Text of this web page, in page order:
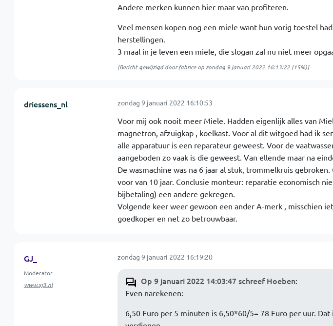
Andere merken kunnen hier maar van profiteren.
Veel mensen kopen nog een miele want hun vorig toestel
herstellingen.
3 maal in je leven een miele, die slogan zal nu niet meer
[Bericht gewijzigd doorfabriceop zondag 9 januari 2022 16:13:22(15%)]
driessens_nl zondag 9 januari 2022 16:10:53
Voor mij ook nooit meer Miele. Hadden eigenlijk alles van
magnetron, afzuigkap , koelkast. Voor al dit witgoed had ik
alle apparatuur is een reparateur geweest. Voor de
aangeboden zo vaak is die geweest. Van ellende maar na
De wasmachine was na 6 jaar al stuk, trommelkruis
voor van 10 jaar. Conclusie monteur: reparatie economisch
bijbetaling) een andere gekregen.
Volgende keer weer gewoon een ander A-merk , misschien
goedkoper en net zo betrouwbaar.
GJ_
Moderator
www.xj3.nl
zondag 9 januari 2022 16:19:20
Op 9 januari 2022 14:03:47 schreef Hoeben:
Even narekenen:
6,50 Euro per 5 minuten is 6,50*60/5= 78 Euro per uur.